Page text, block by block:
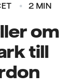
2 MIN
om
till